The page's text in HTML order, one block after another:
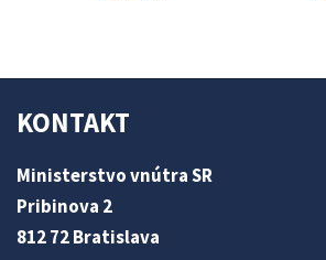
KONTAKT
Ministerstvo vnútra SR
Pribinova 2
812 72 Bratislava